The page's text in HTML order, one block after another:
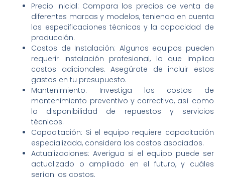
Precio Inicial: Compara los precios de venta de
diferentes marcas y modelos, teniendo en cuenta
las especificaciones técnicas y la capacidad de
producción.
Costos de Instalación: Algunos equipos pueden
requerir instalación profesional, lo que implica
costos adicionales. Asegúrate de incluir estos
gastos en tu presupuesto.
Mantenimiento: Investiga los costos de
mantenimiento preventivo y correctivo, así como
la disponibilidad de repuestos y servicios
técnicos.
Capacitación: Si el equipo requiere capacitación
especializada, considera los costos asociados.
Actualizaciones: Averigua si el equipo puede ser
actualizado o ampliado en el futuro, y cuáles
serían los costos.